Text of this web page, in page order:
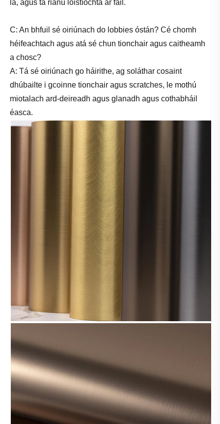
lá, agus tá rianú lóistíochta ar fáil.
C: An bhfuil sé oiriúnach do lobbies óstán? Cé chomh
héifeachtach agus atá sé chun tionchair agus caitheamh
a chosc?
A: Tá sé oiriúnach go háirithe, ag soláthar cosaint
dhúbailte i gcoinne tionchair agus scratches, le mothú
miotalach ard-deireadh agus glanadh agus cothabháil
éasca.